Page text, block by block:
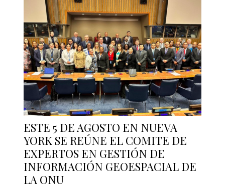
ESTE 5 DE AGOSTO EN NUEVA
YORK SE REÚNE EL COMITE DE
EXPERTOS EN GESTIÓN DE
INFORMACIÓN GEOESPACIAL DE
LA ONU